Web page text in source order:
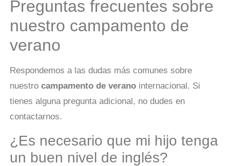
Preguntas frecuentes sobre
nuestro campamento de
verano
Respondemos a las dudas más comunes sobre
nuestro campamento de veranointernacional. Si
tienes alguna pregunta adicional, no dudes en
contactarnos.
¿Es necesario que mi hijo tenga
un buen nivel de inglés?